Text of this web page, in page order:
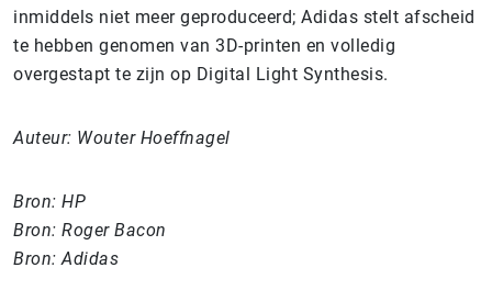
inmiddels niet meer geproduceerd; Adidas stelt afscheid
te hebben genomen van 3D-printen en volledig
overgestapt te zijn op Digital Light Synthesis.
Auteur: Wouter Hoeffnagel
Bron: HP
Bron: Roger Bacon
Bron: Adidas